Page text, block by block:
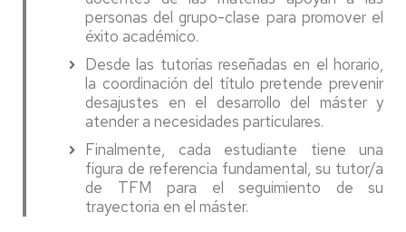
personas del grupo-clase para promover el
éxito académico.
Desde las tutorías reseñadas en el horario,
la coordinación del título pretende prevenir
desajustes en el desarrollo del máster y
atender a necesidades particulares.
Finalmente, cada estudiante tiene una
figura de referencia fundamental, su tutor/a
de TFM para el seguimiento de su
trayectoria en el máster.